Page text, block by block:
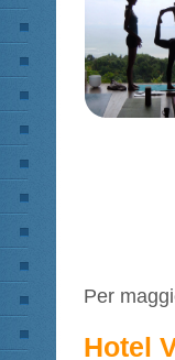
Per
Hotel